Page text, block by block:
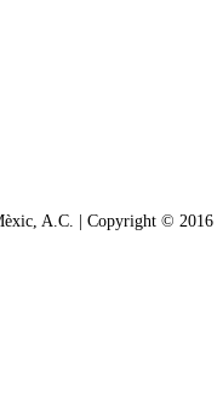
A.C. | Copyright © 2016